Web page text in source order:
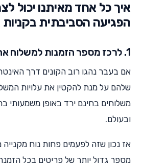
איך כל אחד מאיתנו יכול
הפגיעה הסביבתית בקניות
1. לרכז מספר הזמנות למשלוח אחד
אם בעבר נהגו רוב הקונים דרך
שלהם על מנת להקטין את עלויות
משלוחים בחינם ירד באופן משמעותי
ובעולם.
אז נכון שזה לפעמים פחות נוח מקנייה
מספר גדול יותר של פריטים בכל